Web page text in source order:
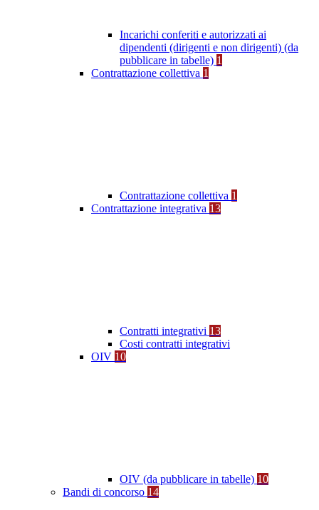
Incarichi conferiti e autorizzati ai
dipendenti (dirigenti e non dirigenti) (da
pubblicare in tabelle) 1
Contrattazione collettiva 1
Contrattazione collettiva 1
Contrattazione integrativa 13
Contratti integrativi 13
Costi contratti integrativi
OIV 10
OIV (da pubblicare in tabelle) 10
Bandi di concorso 14